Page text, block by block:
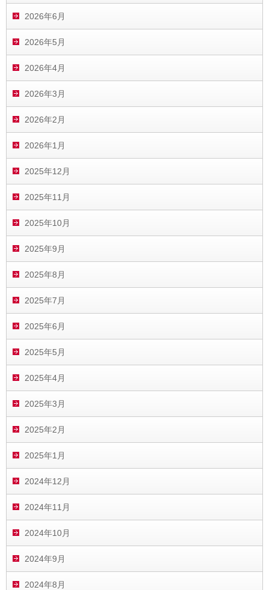
2026年6月
2026年5月
2026年4月
2026年3月
2026年2月
2026年1月
2025年12月
2025年11月
2025年10月
2025年9月
2025年8月
2025年7月
2025年6月
2025年5月
2025年4月
2025年3月
2025年2月
2025年1月
2024年12月
2024年11月
2024年10月
2024年9月
2024年8月